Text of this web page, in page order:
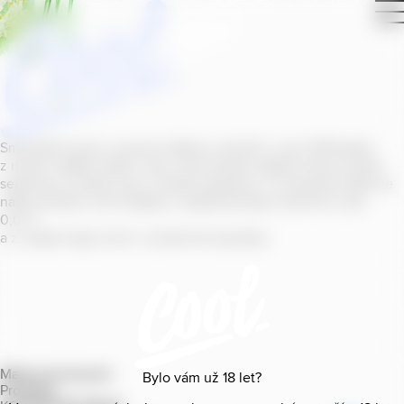
Bylo vám už 18 let?
Smícháním piva s ovocnou šťávou vytvořil v roce
z našich sládků
segmentu na bázi piva v České republice. V současné době se
naše portfolio Cool skládá z nealkoholických příchutí s alk.
0
a z nealko řady Cool+ s funkčními benefity.
Mapa provozoven
Produkty